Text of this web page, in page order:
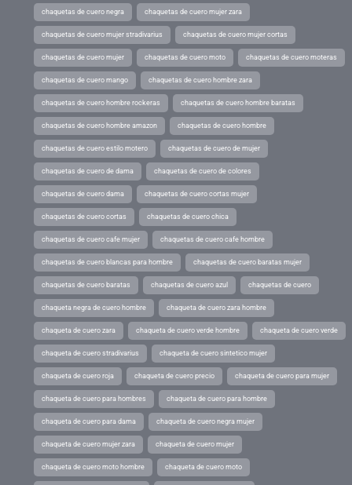
chaquetas de cuero negra chaquetas de cuero mujer zara
chaquetas de cuero mujer stradivarius chaquetas de cuero mujer cortas
chaquetas de cuero mujer chaquetas de cuero moto chaquetas de cuero moteras
chaquetas de cuero mango chaquetas de cuero hombre zara
chaquetas de cuero hombre rockeras chaquetas de cuero hombre baratas
chaquetas de cuero hombre amazon chaquetas de cuero hombre
chaquetas de cuero estilo motero chaquetas de cuero de mujer
chaquetas de cuero de dama chaquetas de cuero de colores
chaquetas de cuero dama chaquetas de cuero cortas mujer
chaquetas de cuero cortas chaquetas de cuero chica
chaquetas de cuero cafe mujer chaquetas de cuero cafe hombre
chaquetas de cuero blancas para hombre chaquetas de cuero baratas mujer
chaquetas de cuero baratas chaquetas de cuero azul chaquetas de cuero
chaqueta negra de cuero hombre chaqueta de cuero zara hombre
chaqueta de cuero zara chaqueta de cuero verde hombre chaqueta de cuero verde
chaqueta de cuero stradivarius chaqueta de cuero sintetico mujer
chaqueta de cuero roja chaqueta de cuero precio chaqueta de cuero para mujer
chaqueta de cuero para hombres chaqueta de cuero para hombre
chaqueta de cuero para dama chaqueta de cuero negra mujer
chaqueta de cuero mujer zara chaqueta de cuero mujer
chaqueta de cuero moto hombre chaqueta de cuero moto